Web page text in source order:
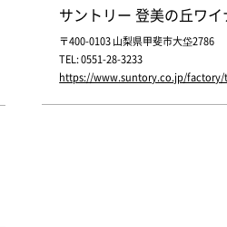
サントリー 登美の丘ワ
〒400-0103 山梨県甲斐市大垈2786
TEL: 0551-28-3233
https://www.suntory.co.jp/